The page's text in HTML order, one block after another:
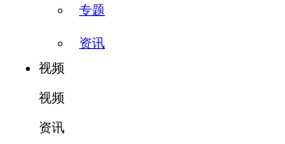
专题
资讯
视频
视频
资讯